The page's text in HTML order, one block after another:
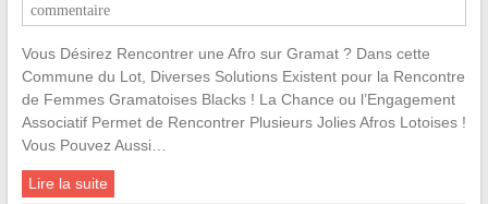
commentaire
Vous Désirez Rencontrer une Afro sur Gramat ? Dans cette
Commune du Lot, Diverses Solutions Existent pour la Rencontre
de Femmes Gramatoises Blacks ! La Chance ou l’Engagement
Associatif Permet de Rencontrer Plusieurs Jolies Afros Lotoises !
Vous Pouvez Aussi…
Lire la suite